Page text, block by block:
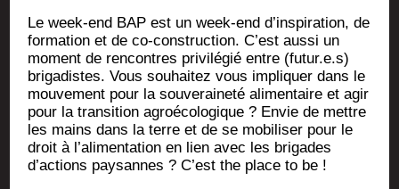
Le week-end BAP est un week-end d’inspiration, de
for­ma­tion et de co-construc­tion. C’est aus­si un
moment de ren­contres pri­vi­lé­gié entre (futur.e.s)
bri­ga­distes. Vous sou­hai­tez vous impli­quer dans le
mou­ve­ment pour la sou­ve­rai­ne­té ali­men­taire et agir
pour la tran­si­tion agroé­co­lo­gique ? Envie de mettre
les mains dans la terre et de se mobi­li­ser pour le
droit à l’alimentation en lien avec les bri­gades
d’actions pay­sannes ? C’est the place to be !